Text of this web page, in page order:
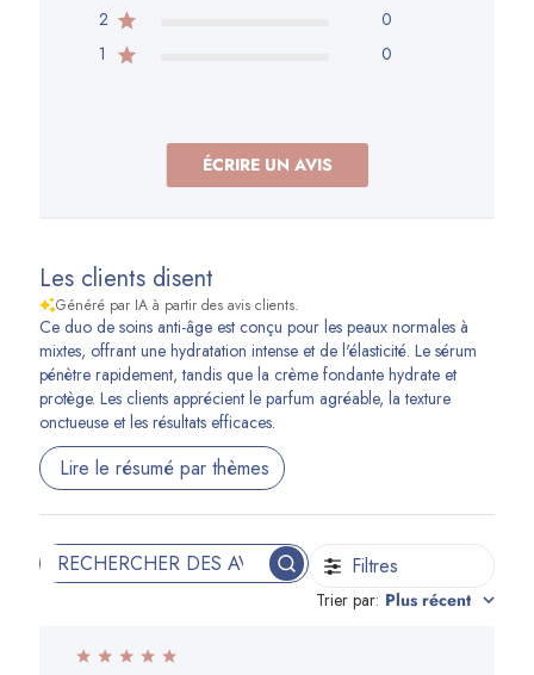
2
0
1
0
ÉCRIRE UN AVIS
Les clients disent
Généré par IA à partir des avis clients.
Ce duo de soins anti-âge est conçu pour les peaux normales à
mixtes, offrant une hydratation intense et de l'élasticité. Le sérum
pénètre rapidement, tandis que la crème fondante hydrate et
protège. Les clients apprécient le parfum agréable, la texture
onctueuse et les résultats efficaces.
Lire le résumé par thèmes
Rechercher
Filtres
Trier par: Plus récent